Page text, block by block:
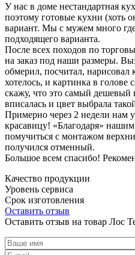
У нас в доме нестандартная
поэтому готовые кухни (хоть
вариант. Мы с мужем много
подходящего варианта.
После всех походов по
на заказ под наши размеры.
обмерил, посчитал,
хотелось, и картинка в голове
скажу, что это самый дешевый
вписалась и цвет выбрала
Примерно через 2 недели нам
красавицу! «Благодаря»
помучиться с монтажом
получился отменный.
Большое всем спасибо!
Качество продукции
Уровень сервиса
Срок изготовления
Оставить отзыв
Оставить отзыв на товар Лос